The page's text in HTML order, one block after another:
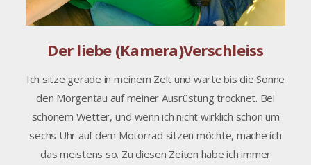
Der liebe (Kamera)Verschleiss
Ich sitze gerade in meinem Zelt und warte bis die Sonne
den Morgentau auf meiner Ausrüstung trocknet. Bei
schönem Wetter, und wenn ich nicht wirklich schon um
sechs Uhr auf dem Motorrad sitzen möchte, mache ich
das meistens so. Zu diesen Zeiten habe ich immer